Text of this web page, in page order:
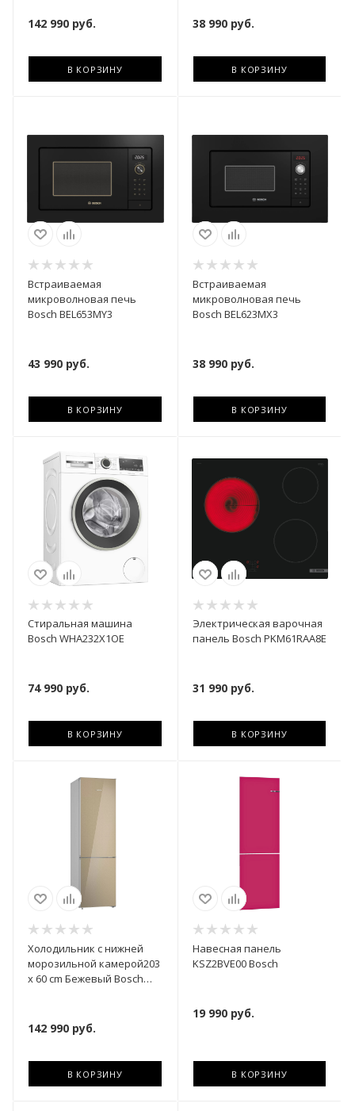
142 990 руб.
В КОРЗИНУ
38 990руб.
В КОРЗИНУ
Встраиваемая
микроволновая печь
Bosch BEL653MY3
43 990 руб.
В КОРЗИНУ
Встраиваемая
микроволновая печь
Bosch BEL623MX3
38 990руб.
В КОРЗИНУ
Стиральная машина
Bosch WHA232X1OE
74 990 руб.
В КОРЗИНУ
Электрическая варочная
панель Bosch PKM61RAA8E
31 990руб.
В КОРЗИНУ
Холодильник с нижней
морозильной камерой203
x 60 cm Бежевый Bosch
142 990 руб.
В КОРЗИНУ
Навесная панель
KSZ2BVE00 Bosch
19 990руб.
В КОРЗИНУ